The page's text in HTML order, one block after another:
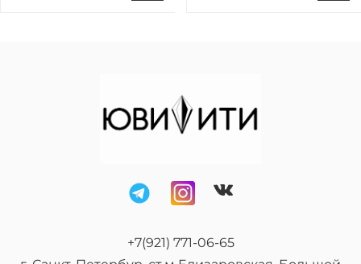
+7(921) 771-06-65